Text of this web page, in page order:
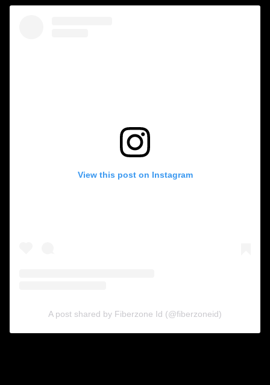
View this post on Instagram
A post shared by Fiberzone Id (@fiberzoneid)